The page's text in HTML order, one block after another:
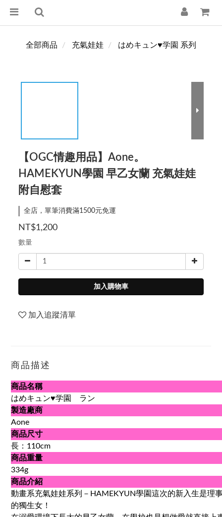
全部商品 充氣娃娃 はめキュン♥学園 系列
【OGC情趣用品】Aone。
HAMEKYUN學園 早乙女蘭 充氣娃娃
附自慰套
全店，單筆消費滿1500元免運
NT$1,200
數量
加入購物車
加入追蹤清單
商品描述
商品名稱
はめキュン♥学園 ラン
製造廠商
Aone
商品尺寸
長：110cm
商品重量
334g
商品介紹
動畫系充氣娃娃系列－HAMEKYUN學園這次的新入生是理
的獨生女！